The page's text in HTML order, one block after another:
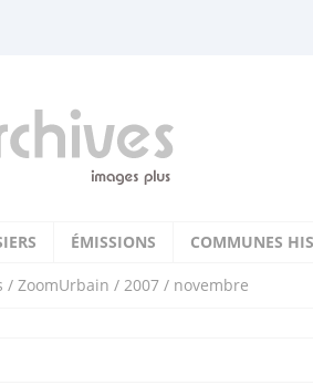
ÉMISSIONS COMMUNES
/ ZoomUrbain / 2007 / novembre